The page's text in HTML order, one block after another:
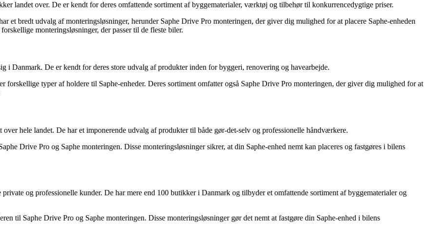
landet over. De er kendt for deres omfattende sortiment af byggematerialer, værktøj og tilbehør til konkurrencedygtige priser.
et bredt udvalg af monteringsløsninger, herunder Saphe Drive Pro monteringen, der giver dig mulighed for at placere Saphe-enheden
monteringsløsninger, der passer til de fleste biler.
i Danmark. De er kendt for deres store udvalg af produkter inden for byggeri, renovering og havearbejde.
forskellige typer af holdere til Saphe-enheder. Deres sortiment omfatter også Saphe Drive Pro monteringen, der giver dig mulighed for at
hele landet. De har et imponerende udvalg af produkter til både gør-det-selv og professionelle håndværkere.
Drive Pro og Saphe monteringen. Disse monteringsløsninger sikrer, at din Saphe-enhed nemt kan placeres og fastgøres i bilens
og professionelle kunder. De har mere end 100 butikker i Danmark og tilbyder et omfattende sortiment af byggematerialer og
til Saphe Drive Pro og Saphe monteringen. Disse monteringsløsninger gør det nemt at fastgøre din Saphe-enhed i bilens